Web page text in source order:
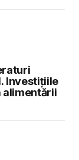
Investițiile
alimentării